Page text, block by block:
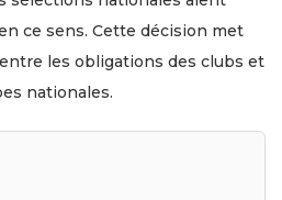
ce sens. Cette décision met
les obligations des clubs et
nationales.